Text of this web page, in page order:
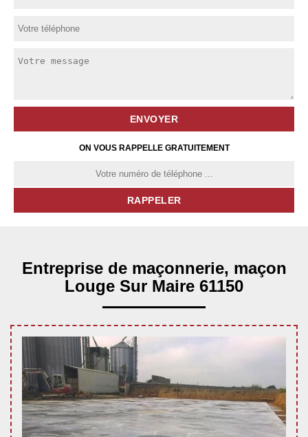
ON VOUS RAPPELLE GRATUITEMENT
Entreprise de maçonnerie, maçon
Louge Sur Maire 61150